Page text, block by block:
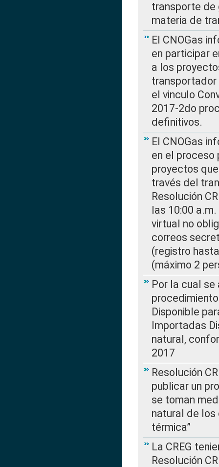
transporte de
materia de
El CNOGas
en participar
a los
transportador
el vinculo
2017-2do
definitivos.
El CNOGas
en el proceso
proyectos
través del
Resolución
las 10:00
virtual no
correos
(registro
(máximo 2
Por la cual
Disponible
Importadas
natural,
2017
Resolución
publicar un
se toman
natural de los
térmica”
La CREG
Resolución